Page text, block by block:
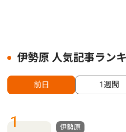
伊勢原 人気記事ラン
前日 1週間
1
伊勢原